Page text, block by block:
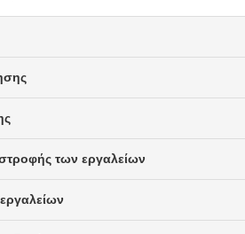
των εργαλείων
εργαλείων